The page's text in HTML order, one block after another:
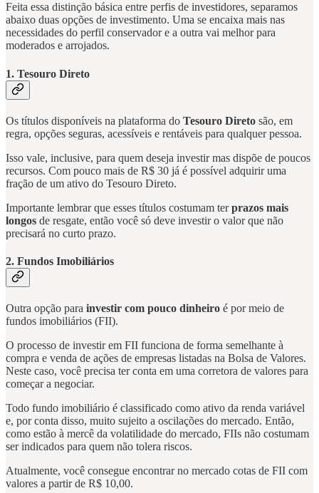
Feita essa distinção básica entre perfis de investidores, separamos
abaixo duas opções de investimento. Uma se encaixa mais nas
necessidades do perfil conservador e a outra vai melhor para
moderados e arrojados.
1. Tesouro Direto
Os títulos disponíveis na plataforma do Tesouro Direto são, em
regra, opções seguras, acessíveis e rentáveis para qualquer pessoa.
Isso vale, inclusive, para quem deseja investir mas dispõe de poucos
recursos. Com pouco mais de R$ 30 já é possível adquirir uma
fração de um ativo do Tesouro Direto.
Importante lembrar que esses títulos costumam terprazos mais
longos de resgate, então você só deve investir o valor que não
precisará no curto prazo.
2. Fundos Imobiliários
Outra opção para investir com pouco dinheiro é por meio de
fundos imobiliários (FII).
O processo de investir em FII funciona de forma semelhante à
compra e venda de ações de empresas listadas na Bolsa de Valores.
Neste caso, você precisa ter conta em uma corretora de valores para
começar a negociar.
Todo fundo imobiliário é classificado como ativo da renda variável
e, por conta disso, muito sujeito a oscilações do mercado. Então,
como estão à mercê da volatilidade do mercado, FIIs não costumam
ser indicados para quem não tolera riscos.
Atualmente, você consegue encontrar no mercado cotas de FII com
valores a partir de R$ 10,00.